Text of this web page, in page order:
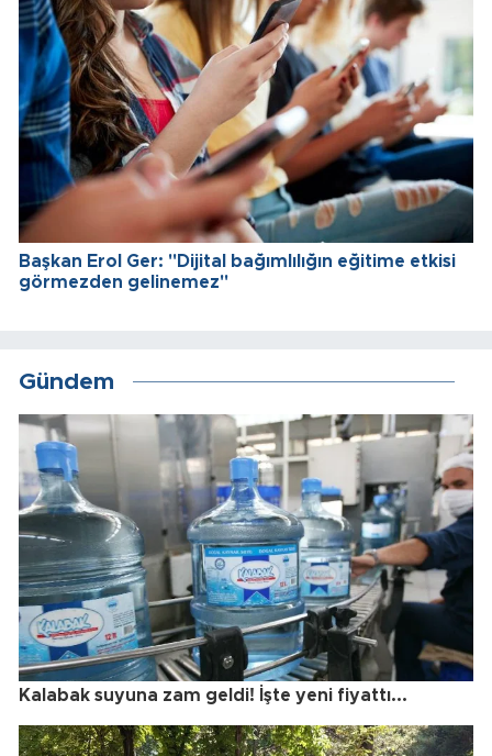
Başkan Erol Ger: "Dijital bağımlılığın eğitime etkisi
görmezden gelinemez"
Gündem
Kalabak suyuna zam geldi! İşte yeni fiyattı...